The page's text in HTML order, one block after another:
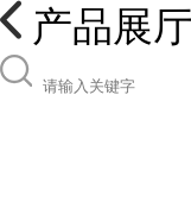
产品展厅